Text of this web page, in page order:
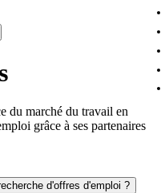
du marché du travail en
grâce à ses partenaires
d'offres d'emploi ?